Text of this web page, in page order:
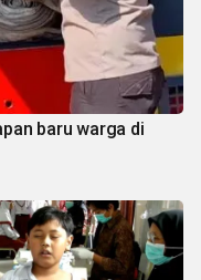
baru warga di